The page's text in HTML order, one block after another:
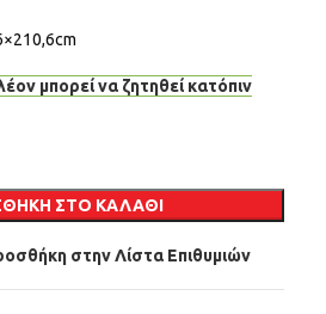
μπορεί να ζητηθεί κατόπιν
ΣΤΟ ΚΑΛΆΘΙ
στην Λίστα Επιθυμιών